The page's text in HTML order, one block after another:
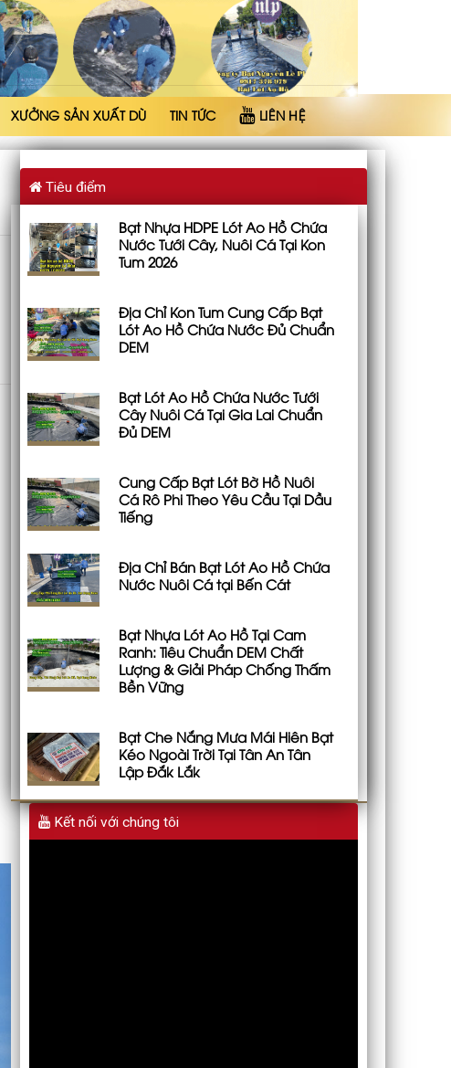
XƯỞNG SẢN XUẤT DÙ TIN TỨC LIÊN HỆ
Tiêu điểm
Bạt Nhựa HDPE Lót Ao Hồ Chứa
Nước Tưới Cây, Nuôi Cá Tại Kon
Tum 2026
Địa Chỉ Kon Tum Cung Cấp Bạt
Lót Ao Hồ Chứa Nước Đủ Chuẩn
DEM
Bạt Lót Ao Hồ Chứa Nước Tưới
Cây Nuôi Cá Tại Gia Lai Chuẩn
Đủ DEM
Cung Cấp Bạt Lót Bờ Hồ Nuôi
Cá Rô Phi Theo Yêu Cầu Tại Dầu
Tiếng
Địa Chỉ Bán Bạt Lót Ao Hồ Chứa
Nước Nuôi Cá tại Bến Cát
Bạt Nhựa Lót Ao Hồ Tại Cam
Ranh: Tiêu Chuẩn DEM Chất
Lượng & Giải Pháp Chống Thấm
Bền Vững
Bạt Che Nắng Mưa Mái Hiên Bạt
Kéo Ngoài Trời Tại Tân An Tân
Lập Đắk Lắk
Kết nối với chúng tôi